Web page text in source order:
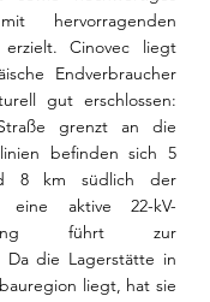
hervorragenden
erzielt. Cinovec liegt
Endverbraucher
gut erschlossen:
grenzt an die
befinden sich 5
8 km südlich der
eine aktive 22-kV-
führt zur
Da die Lagerstätte in
liegt, hat sie